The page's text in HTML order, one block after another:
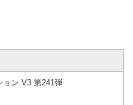
ョン V3 第241弾